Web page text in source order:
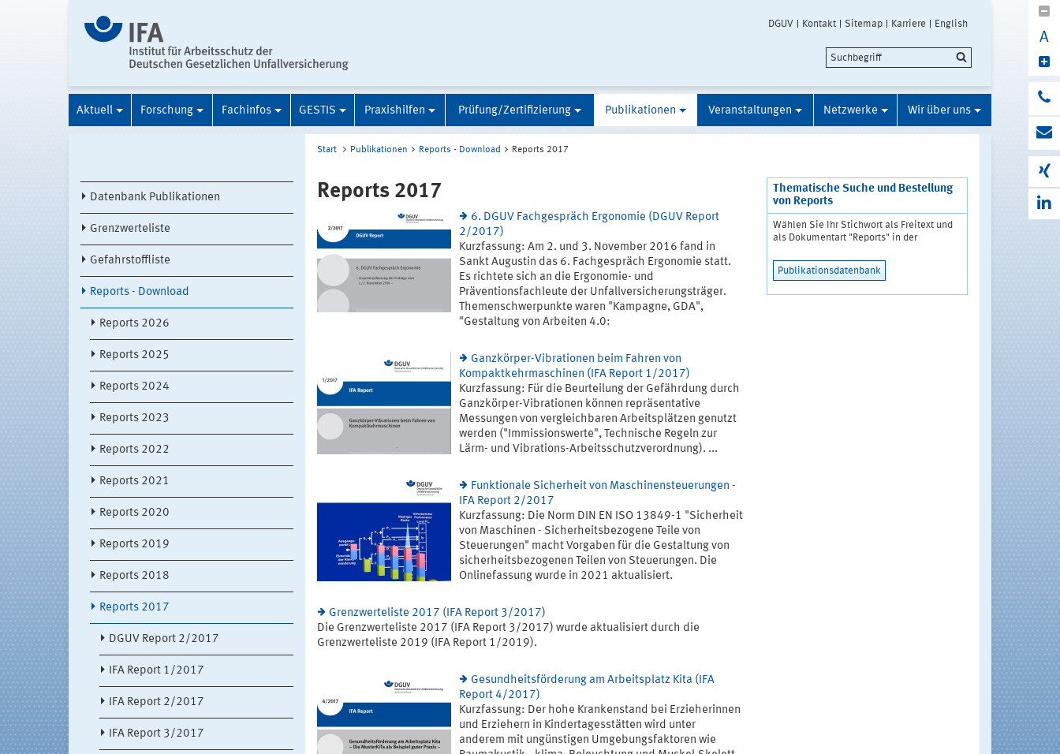
DGUV Kontakt Sitemap Karriere English
A
Aktuell Forschung Fachinfos GESTIS Praxishilfen Prüfung/Zertifizierung Publikationen Veranstaltungen Netzwerke Wir über uns
Datenbank Publikationen
Grenzwerteliste
Gefahrstoffliste
Reports - Download
Reports 2026
Reports 2025
Reports 2024
Reports 2023
Reports 2022
Reports 2021
Reports 2020
Reports 2019
Reports 2018
Reports 2017
DGUV Report 2/2017
IFA Report 1/2017
IFA Report 2/2017
IFA Report 3/2017
Start Publikationen Reports - Download Reports 2017
Reports 2017
6. DGUV Fachgespräch Ergonomie (DGUV Report
2/2017)
Kurzfassung: Am 2. und 3. November 2016 fand in
Sankt Augustin das 6. Fachgespräch Ergonomie statt.
Es richtete sich an die Ergonomie- und
Präventionsfachleute der Unfallversicherungsträger.
Themenschwerpunkte waren "Kampagne, GDA",
"Gestaltung von Arbeiten 4.0:
Ganzkörper-Vibrationen beim Fahren von
Kompaktkehrmaschinen (IFA Report 1/2017)
Kurzfassung: Für die Beurteilung der Gefährdung durch
Ganzkörper-Vibrationen können repräsentative
Messungen von vergleichbaren Arbeitsplätzen genutzt
werden ("Immissionswerte", Technische Regeln zur
Lärm- und Vibrations-Arbeitsschutzverordnung). ...
Funktionale Sicherheit von Maschinensteuerungen -
IFA Report 2/2017
Kurzfassung: Die Norm DIN EN ISO 13849-1 "Sicherheit
von Maschinen - Sicherheitsbezogene Teile von
Steuerungen" macht Vorgaben für die Gestaltung von
sicherheitsbezogenen Teilen von Steuerungen. Die
Onlinefassung wurde in 2021 aktualisiert.
Grenzwerteliste 2017 (IFA Report 3/2017)
Die Grenzwerteliste 2017 (IFA Report 3/2017) wurde aktualisiert durch die
Grenzwerteliste 2019 (IFA Report 1/2019).
Gesundheitsförderung am Arbeitsplatz Kita (IFA
Report 4/2017)
Kurzfassung: Der hohe Krankenstand bei Erzieherinnen
und Erziehern in Kindertagesstätten wird unter
anderem mit ungünstigen Umgebungsfaktoren wie
Thematische Suche und Bestellung
von Reports
Wählen Sie Ihr Stichwort als Freitext und
als Dokumentart "Reports" in der
Publikationsdatenbank